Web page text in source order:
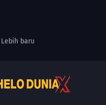
Lebih baru